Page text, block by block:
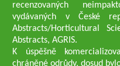
recenzovaných
vydávaných v České
Abstracts/Horticultural
Abstracts, AGRIS.
K úspěšně
chráněné odrůdy, dosud